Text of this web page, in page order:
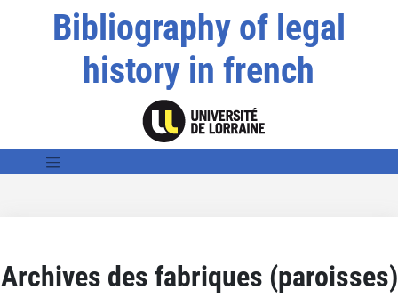
Bibliography of legal
history in french
Archives des fabriques (paroisses)